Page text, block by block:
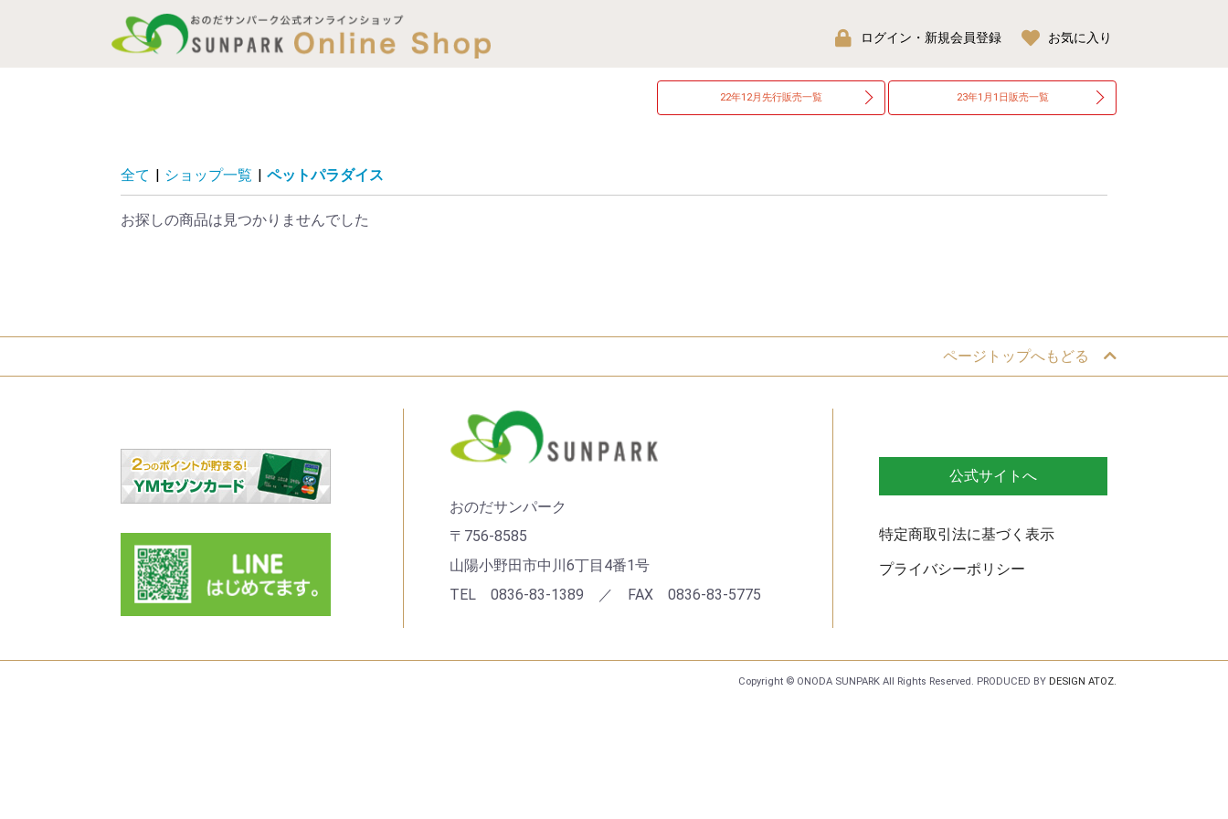
ログイン・新規会員登録 お気に入り
22年12月先行販売一覧 23年1月1日販売一覧
全て | ショップ一覧 | ペットパラダイス
お探しの商品は見つかりませんでした
ページトップへもどる
おのだサンパーク
〒756-8585
山陽小野田市中川6丁目4番1号
TEL 0836-83-1389 ／ FAX 0836-83-5775
公式サイトへ
特定商取引法に基づく表示
プライバシーポリシー
Copyright © ONODA SUNPARK All Rights Reserved. PRODUCED BY DESIGN ATOZ.